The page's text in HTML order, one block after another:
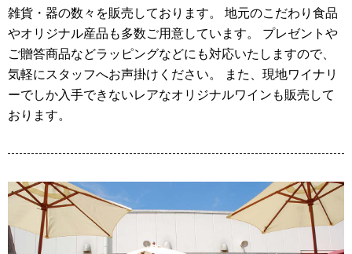
雑貨・器の数々を販売しております。 地元のこだわり食品
やオリジナル産品も多数ご用意しています。 プレゼントや
ご贈答商品などラッピングなどにも対応いたしますので、
気軽にスタッフへお声掛けください。 また、現地ワイナリ
ーでしか入手できないレアなオリジナルワインも販売して
おります。